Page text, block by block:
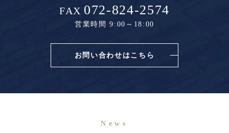
FAX 072-824-2574
営業時間 9:00～18:00
お問い合わせはこちら
News